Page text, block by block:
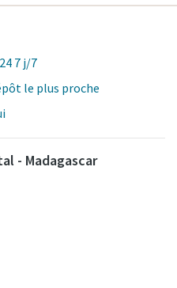
7 j/7
le plus proche
- Madagascar